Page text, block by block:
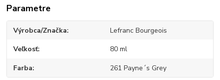
Parametre
Výrobca/Značka Lefranc Bourgeois
Veľkosť 80 ml
Farba 261 Payne´s Grey